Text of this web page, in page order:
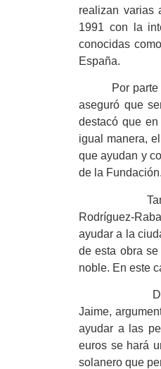
realizan varias
1991 con la
conocidas
España.
Por
aseguró que
destacó que
igual manera,
que ayudan y
de la Fundación.
Rodríguez-
ayudar a la
de esta obra
noble. En este
De
Jaime,
ayudar a las
euros se hará
solanero que